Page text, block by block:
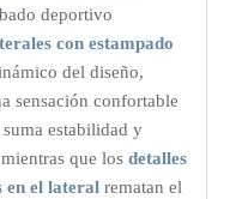
deportivo
con estampado
del diseño,
sensación confortable
suma estabilidad y
que los detalles
en el lateralrematan el